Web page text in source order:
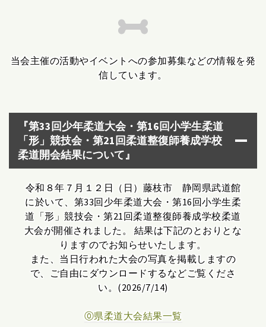
当会主催の活動やイベントへの参加募集などの情報を発
信しています。
『第33回少年柔道大会・第16回小学生柔道
「形」競技会・第21回柔道整復師養成学校
柔道開会結果について』
令和８年７月１２日（日）藤枝市 静岡県武道館
に於いて、第33回少年柔道大会・第16回小学生柔
道「形」競技会・第21回柔道整復師養成学校柔道
大会が開催されました。 結果は下記のとおりとな
りますのでお知らせいたします。
また、当日行われた大会の写真を掲載しますの
で、ご自由にダウンロードするなどご覧くださ
い。(2026/7/14)
⓪県柔道大会結果一覧